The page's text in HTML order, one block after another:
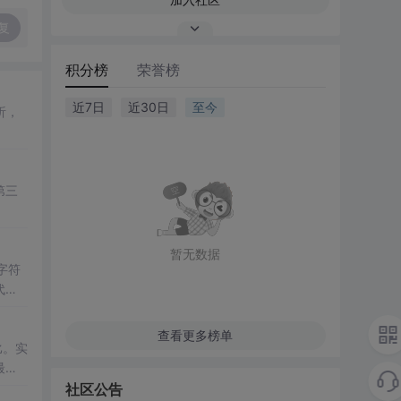
三
符
实
积分榜 荣誉榜
近7日 近30日 至今
暂无数据
查看更多榜单
社区公告